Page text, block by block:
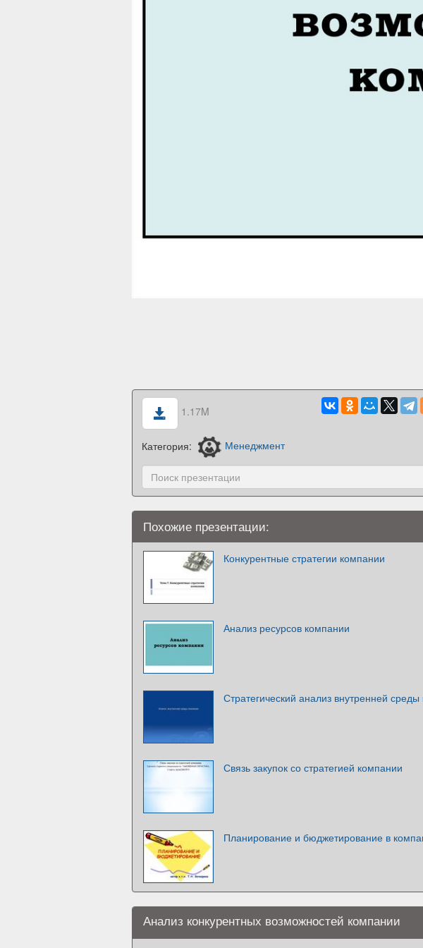
1.17M
Категория: Менеджмент
Похожие презентации:
Конкурентные стратегии компании
Анализ ресурсов компании
Стратегический анализ внутренней
Связь закупок со стратегией компании
Планирование и бюджетирование в
Анализ конкурентных возможностей компании